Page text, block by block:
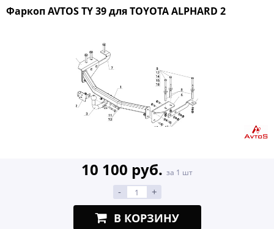
Фаркоп AVTOS TY 39 для TOYOTA ALPHARD 2
10 100 руб. за 1 шт
- +
В КОРЗИНУ